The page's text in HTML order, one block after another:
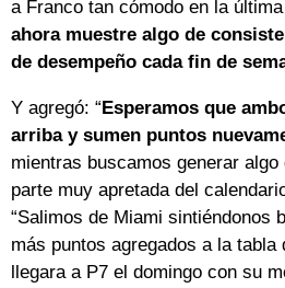
a Franco tan cómodo en la
ahora muestre algo de
de desempeño cada fin de
Y agregó: “ Esperamos que
arriba y sumen puntos
mientras buscamos generar
parte muy apretada del
“Salimos de Miami sintiéndonos
más puntos agregados a la tabla
llegara a P7 el domingo con su